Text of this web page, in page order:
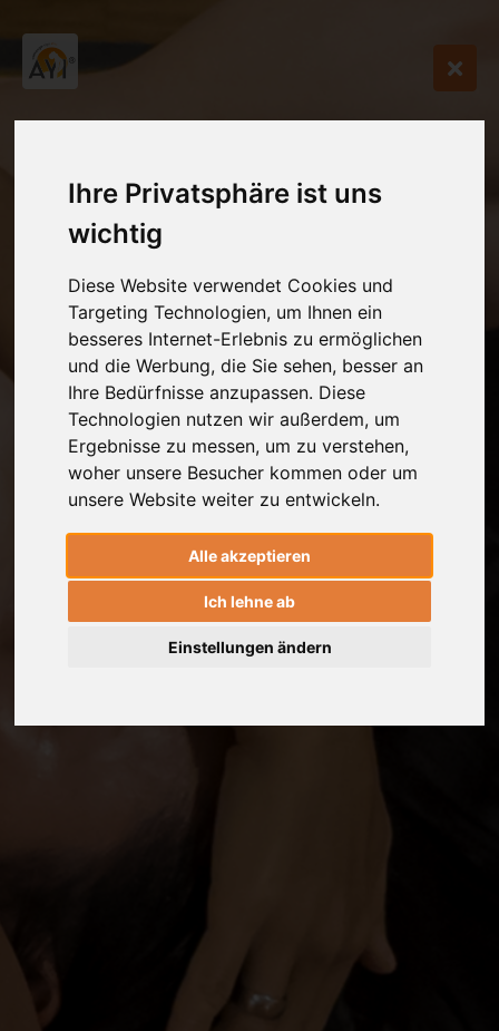
Ihre Privatsphäre ist uns
wichtig
Diese Website verwendet Cookies und
Targeting Technologien, um Ihnen ein
besseres Internet-Erlebnis zu ermöglichen
und die Werbung, die Sie sehen, besser an
Ihre Bedürfnisse anzupassen. Diese
Technologien nutzen wir außerdem, um
Ergebnisse zu messen, um zu verstehen,
woher unsere Besucher kommen oder um
unsere Website weiter zu entwickeln.
Alle akzeptieren
Ich lehne ab
Einstellungen ändern